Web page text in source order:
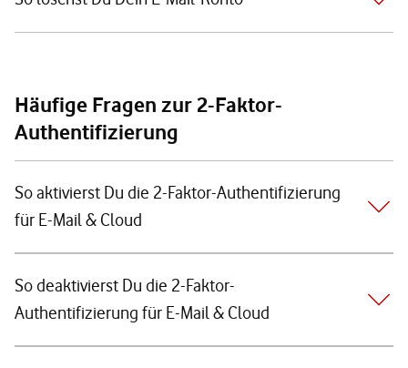
Häufige Fragen zur 2-Faktor-
Authentifizierung
So aktivierst Du die 2-Faktor-Authentifizierung
für E-Mail & Cloud
So deaktivierst Du die 2-Faktor-
Authentifizierung für E-Mail & Cloud